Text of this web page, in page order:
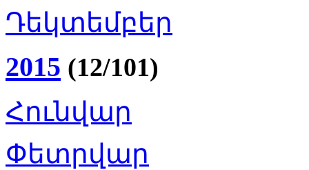
Դեկտեմբեր
2015 (12/101)
Հունվար
Փետրվար